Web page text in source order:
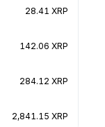
28.41 XRP
142.06 XRP
284.12 XRP
2,841.15 XRP